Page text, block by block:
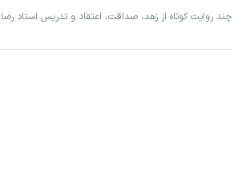
چند روایت کوتاه از زهد، صداقت، اعتقاد و تدریس استاد رضا